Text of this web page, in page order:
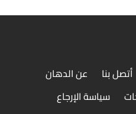
عن الدهان أتصل بنا
سياسة الإرجاع